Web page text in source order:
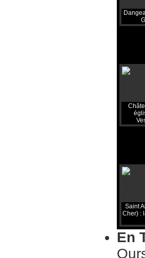
Saint
Cher) :
En